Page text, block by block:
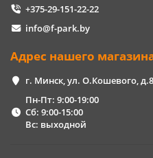
+375-29-151-22-22
info@f-park.by
Адрес нашего
г. Минск, ул. О.Кошевого, д.8
Пн-Пт: 9:00-19:00
Сб: 9:00-15:00
Вс: выходной